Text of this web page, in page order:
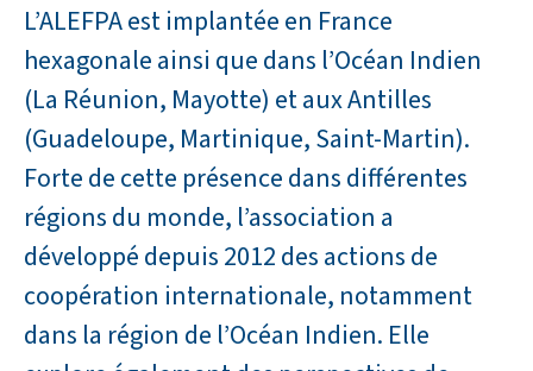
L’ALEFPA est implantée en France
hexagonale ainsi que dans l’Océan Indien
(La Réunion, Mayotte) et aux Antilles
(Guadeloupe, Martinique, Saint-Martin).
Forte de cette présence dans différentes
régions du monde, l’association a
développé depuis 2012 des actions de
coopération internationale, notamment
dans la région de l’Océan Indien. Elle